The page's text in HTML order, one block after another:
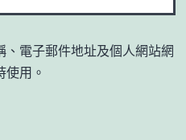
、電子郵件地址及個人網站網
用。